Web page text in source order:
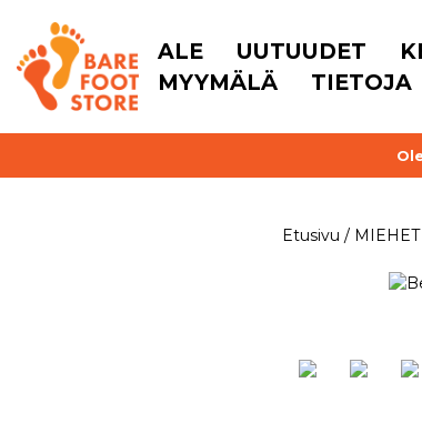
ALE UUTUUDET
MYYMÄLÄ
TIETOJA
Etusivu / MIEHET